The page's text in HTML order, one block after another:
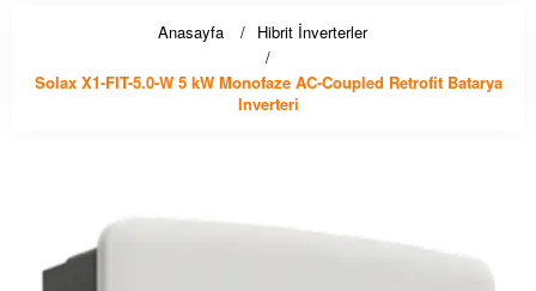
Anasayfa Hibrit İnverterler
Solax X1-FIT-5.0-W 5 kW Monofaze AC-Coupled Retrofit Batarya
Inverteri